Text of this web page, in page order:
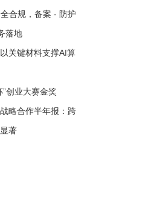
合规，备案 - 防护
落地
关键材料支撑AI算
创业大赛金奖
略合作半年报：跨
著